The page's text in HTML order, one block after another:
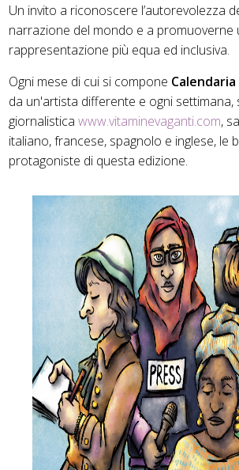
Un invito a riconoscere l’autorevolezza
narrazione del mondo e a promuoverne
rappresentazione più equa ed inclusiva.
Ogni mese di cui si compone Calendaria
da un'artista differente e ogni settimana,
giornalisticawww.vitaminevaganti.com,
italiano, francese, spagnolo e inglese, le
protagoniste di questa edizione.